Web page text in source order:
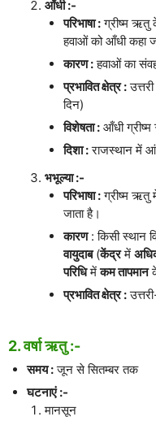
आँधी :-
परिभाषा :ग्रीष्म ऋतु
हवाओं को आँधी कहा
कारण :हवाओं का
प्रभावित क्षेत्र :
दिन)
विशेषता :आँधी ग्रीष्म
दिशा :राजस्थान में
भभूल्या :-
परिभाषा :ग्रीष्म ऋतु
जाता है।
कारण: किसी स्थान
वायुदाब(केंद्रमें
परिधिमेंकम तापमान
प्रभावित क्षेत्र :
2. वर्षा ऋतु :-
समय :जून से सितम्बर तक
घटनाएं :-
मानसून